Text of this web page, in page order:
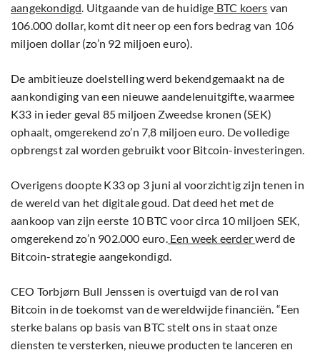
aangekondigd. Uitgaande van de huidige BTC koers van
106.000 dollar, komt dit neer op een fors bedrag van 106
miljoen dollar (zo’n 92 miljoen euro).
De ambitieuze doelstelling werd bekendgemaakt na de
aankondiging van een nieuwe aandelenuitgifte, waarmee
K33 in ieder geval 85 miljoen Zweedse kronen (SEK)
ophaalt, omgerekend zo’n 7,8 miljoen euro. De volledige
opbrengst zal worden gebruikt voor Bitcoin-investeringen.
Overigens doopte K33 op 3 juni al voorzichtig zijn tenen in
de wereld van het digitale goud. Dat deed het met de
aankoop van zijn eerste 10 BTC voor circa 10 miljoen SEK,
omgerekend zo’n 902.000 euro.Een week eerderwerd de
Bitcoin-strategie aangekondigd.
CEO Torbjørn Bull Jenssen is overtuigd van de rol van
Bitcoin in de toekomst van de wereldwijde financiën. “Een
sterke balans op basis van BTC stelt ons in staat onze
diensten te versterken, nieuwe producten te lanceren en